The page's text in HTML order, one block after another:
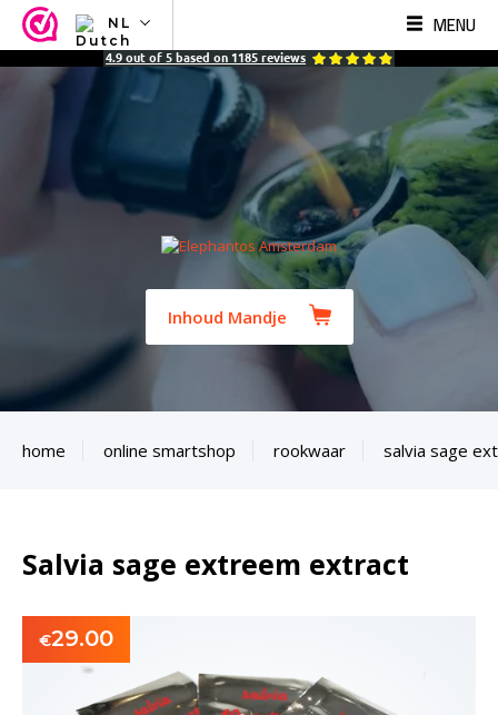
NL
NL
ES
MENU
4.9 out of 5 based on 1185 reviews
Inhoud Mandje
home online smartshop rookwaar salvia sage
Salvia sage extreem extract
€29.00